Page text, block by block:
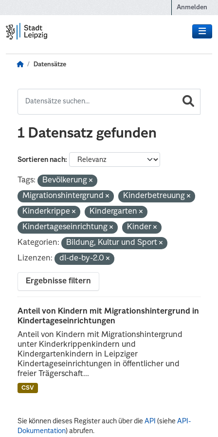
Anmelden
Datensätze
1 Datensatz gefunden
Sortieren nach
Tags:
Bevölkerung
Migrationshintergrund
Kinderbetreuung
Kinderkrippe
Kindergarten
Kindertageseinrichtung
Kinder
Kategorien:
Bildung, Kultur und Sport
Lizenzen:
dl-de-by-2.0
Ergebnisse filtern
Anteil von Kindern mit Migrationshintergrund in
Kindertageseinrichtungen
Anteil von Kindern mit Migrationshintergrund
unter Kinderkrippenkindern und
Kindergartenkindern in Leipziger
Kindertageseinrichtungen in öffentlicher und
freier Trägerschaft...
CSV
Sie können dieses Register auch über dieAPI (sieheAPI-
Dokumentation) abrufen.